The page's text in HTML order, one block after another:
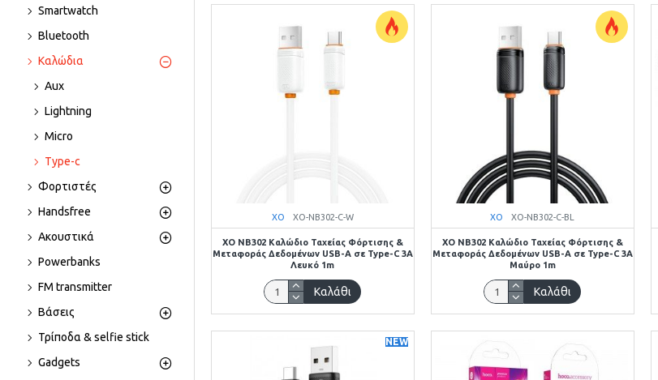
Smartwatch
Bluetooth
Καλώδια
Aux
Lightning
Micro
Type-c
Φορτιστές
Handsfree
Ακουστικά
Powerbanks
FM transmitter
Βάσεις
Τρίποδα & selfie stick
Gadgets
XO XO-NB302-C-W
XO NB302 Καλώδιο Ταχείας Φόρτισης &
Μεταφοράς Δεδομένων USB-A σε Type-C 3A
Λευκό 1m
Καλάθι
XO XO-NB302-C-BL
XO NB302 Καλώδιο Ταχείας Φόρτισης &
Μεταφοράς Δεδομένων USB-A σε Type-C 3A
Μαύρο 1m
Καλάθι
NEW